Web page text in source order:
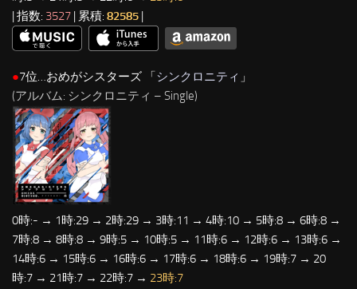
| 指数: 3527 | 累積: 82585 |
●7位…おめがシスターズ 「 シンクロニティ 」
(アルバム: シンクロニティ – Single)
0時:- → 1時:29 → 2時:29 → 3時:11 → 4時:10 → 5時:8 → 6時:8 →
7時:8 → 8時:8 → 9時:5 → 10時:5 → 11時:6 → 12時:6 → 13時:6 →
14時:6 → 15時:6 → 16時:6 → 17時:6 → 18時:6 → 19時:7 → 20
時:7 → 21時:7 → 22時:7 → 23時:7